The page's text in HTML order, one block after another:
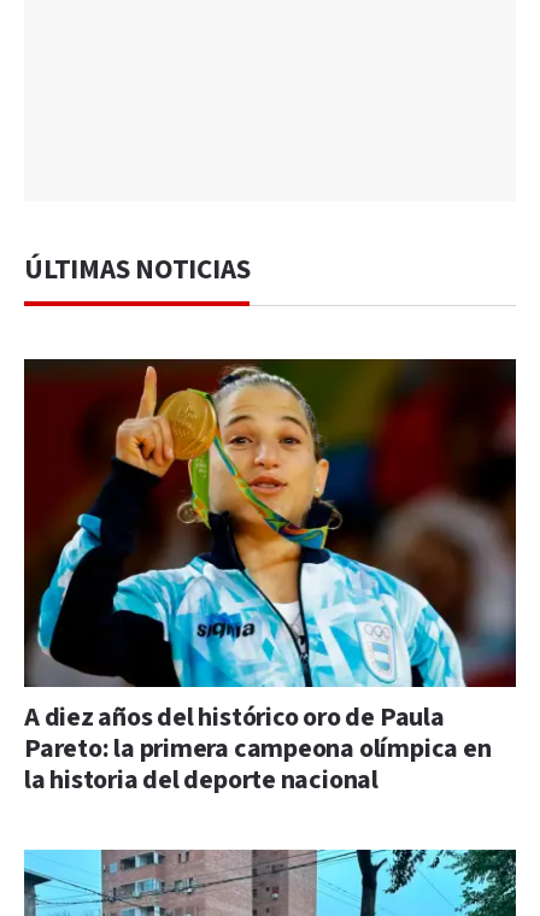
ÚLTIMAS NOTICIAS
A diez años del histórico oro de Paula
Pareto: la primera campeona olímpica en
la historia del deporte nacional